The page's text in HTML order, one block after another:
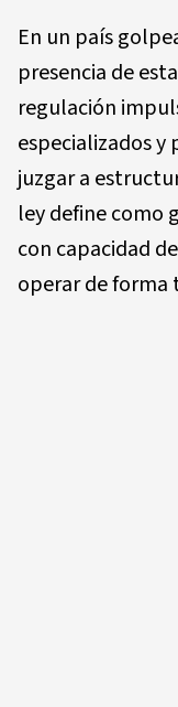
En un país
presencia de
regulación
especializados
juzgar a
ley define como
con capacidad
operar de forma